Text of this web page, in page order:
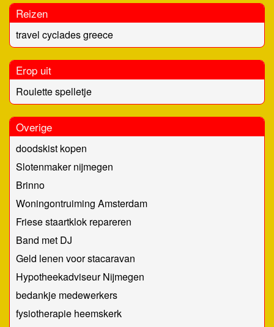
Reizen
travel cyclades greece
Erop uit
Roulette spelletje
Overige
doodskist kopen
Slotenmaker nijmegen
Brinno
Woningontruiming Amsterdam
Friese staartklok repareren
Band met DJ
Geld lenen voor stacaravan
Hypotheekadviseur Nijmegen
bedankje medewerkers
fysiotherapie heemskerk